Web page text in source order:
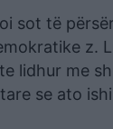
sot të
z.
lidhur me
se ato